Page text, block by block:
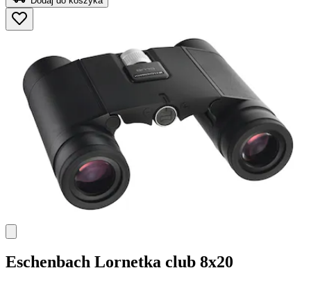
Eschenbach Lornetka club 8x20